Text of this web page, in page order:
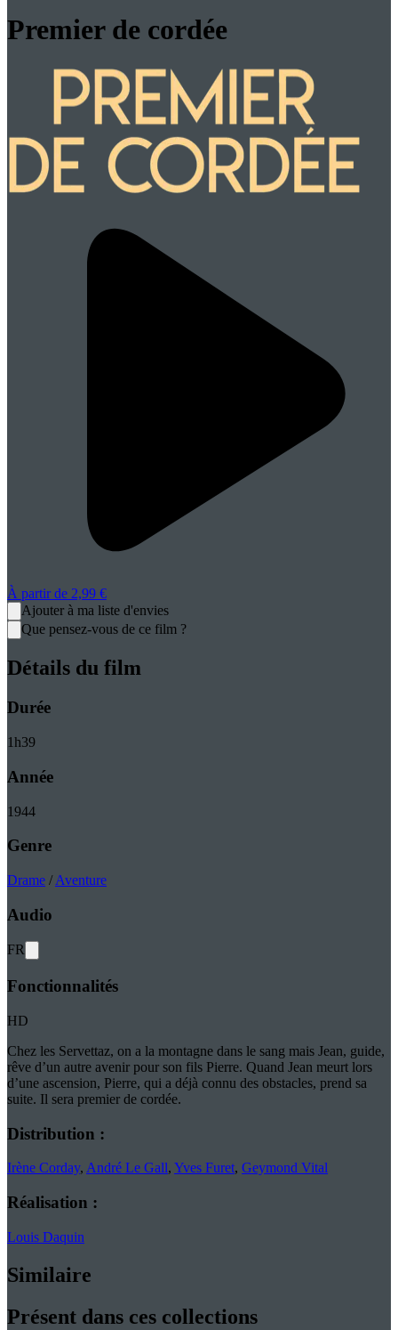
Premier de cordée
À partir de 2,99 €
Ajouter à ma liste d'envies
Que pensez-vous de ce film ?
Détails du film
Durée
1h39
Année
1944
Genre
Drame / Aventure
Audio
FR
Fonctionnalités
HD
Chez les Servettaz, on a la montagne dans le sang mais Jean, guide,
rêve d’un autre avenir pour son fils Pierre. Quand Jean meurt lors
d’une ascension, Pierre, qui a déjà connu des obstacles, prend sa
suite. Il sera premier de cordée.
Distribution :
Irène Corday, André Le Gall, Yves Furet, Geymond Vital
Réalisation :
Louis Daquin
Similaire
Présent dans ces collections